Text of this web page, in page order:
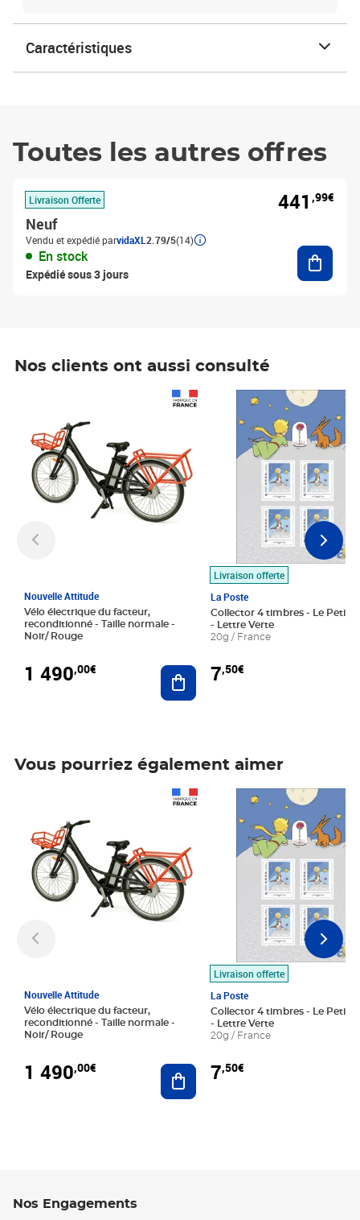
Caractéristiques
Toutes les autres offres
Livraison Offerte
Neuf
Vendu et expédié parvidaXL 2.79/5(14)
En stock
Expédié sous 3 jours
441 ,99€
Nos clients ont aussi consulté
Nouvelle Attitude
Vélo électrique du facteur,
reconditionné - Taille normale -
Noir/ Rouge
1 490,00€ Ajouter au panier
Livraison offerte
La Poste
Collector 4 timbres - Le Petit
- Lettre Verte
20g / France
7,50€
Prix 7,50€
Vous pourriez également aimer
Nouvelle Attitude
Vélo électrique du facteur,
reconditionné - Taille normale -
Noir/ Rouge
1 490,00€ Ajouter au panier
Livraison offerte
La Poste
Collector 4 timbres - Le Petit
- Lettre Verte
20g / France
7,50€
Prix 7,50€
Nos Engagements